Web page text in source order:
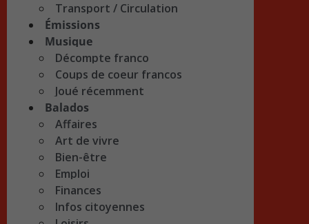
Transport / Circulation
Émissions
Musique
Décompte franco
Coups de coeur francos
Joué récemment
Balados
Affaires
Art de vivre
Bien-être
Emploi
Finances
Infos citoyennes